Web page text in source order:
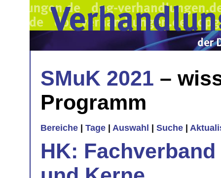
SMuK 2021 –
Programm
Bereiche Tage Auswahl Suche
HK: